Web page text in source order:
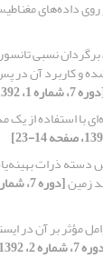
روی داده‌های
نسبی تانسور
و کاربرد آن در
شماره 1، 1392، صفحه 51-63]
با استفاده از
دسته ذرات
زمین
مؤثر بر آن در
2، 1392، صفحه 128-141]